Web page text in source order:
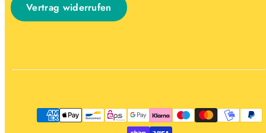
Vertrag widerrufen
Zahlungsarten
Facebook
Instagram
Pinterest
YouTube